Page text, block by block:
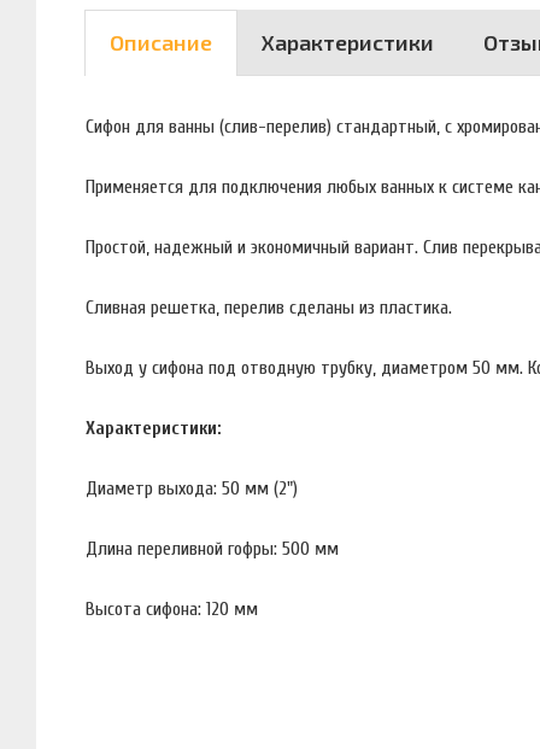
Описание Характеристики
Сифон для ванны (слив-перелив) стандартный, с
Применяется для подключения любых ванных к системе
Простой, надежный и экономичный вариант. Слив
Сливная решетка, перелив сделаны из пластика.
Выход у сифона под отводную трубку, диаметром 50 мм.
Характеристики:
Диаметр выхода: 50 мм (2")
Длина переливной гофры: 500 мм
Высота сифона: 120 мм